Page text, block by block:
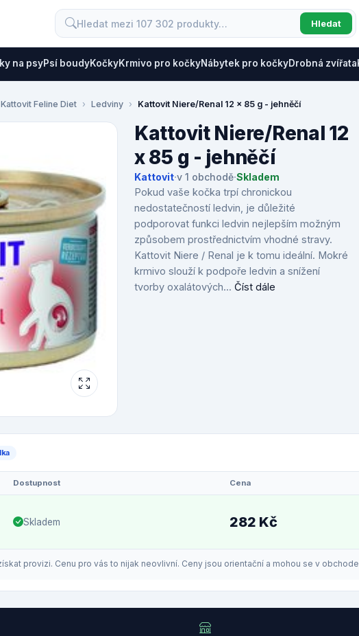
Hledat
na psyPsí boudyKočkyKrmivo pro kočkyNábytek pro kočkyDrobná zvířata
Kattovit Feline Diet Ledviny Kattovit Niere/Renal 12 x 85 g - jehněčí
Kattovit Niere/Renal 12
x 85 g - jehněčí
Kattovit·v 1 obchodě·Skladem
Pokud vaše kočka trpí chronickou
nedostatečností ledvin, je důležité
podporovat funkci ledvin nejlepším možným
způsobem prostřednictvím vhodné stravy.
Kattovit Niere / Renal je k tomu ideální. Mokré
krmivo slouží k podpoře ledvin a snížení
tvorby oxalátových... Číst dále
Dostupnost Cena
Skladem 282 Kč
provizi. Cenu pro vás to nijak neovlivní. Ceny jsou orientační a mohou se v